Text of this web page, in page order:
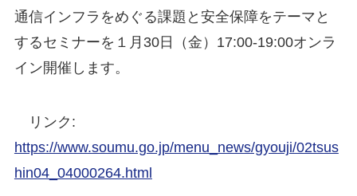
通信インフラをめぐる課題と安全保障をテーマと
するセミナーを１月30日（金）17:00-19:00オンラ
イン開催します。
リンク:
https://www.soumu.go.jp/menu_news/gyouji/02tsus
hin04_04000264.html